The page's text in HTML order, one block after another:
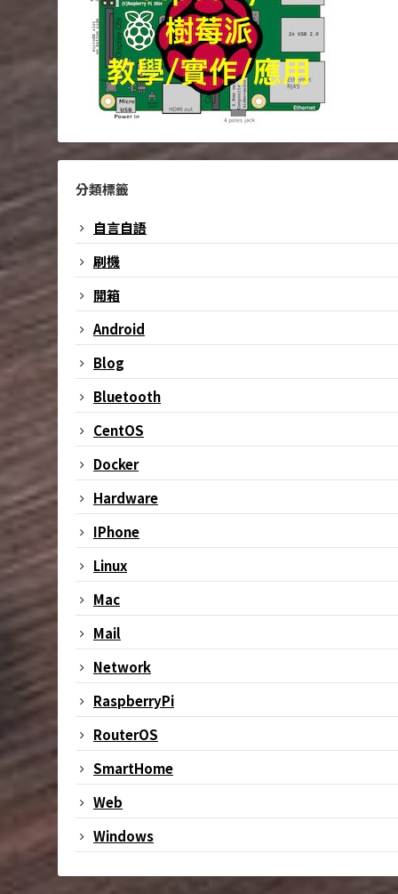
分類標籤
自言自語
刷機
開箱
Android
Blog
Bluetooth
CentOS
Docker
Hardware
IPhone
Linux
Mac
Mail
Network
RaspberryPi
RouterOS
SmartHome
Web
Windows